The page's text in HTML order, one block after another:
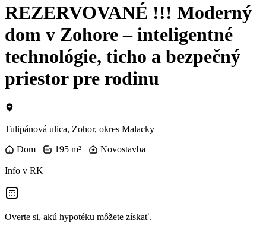
REZERVOVANÉ !!! Moderný
dom v Zohore – inteligentné
technológie, ticho a bezpečný
priestor pre rodinu
Tulipánová ulica, Zohor, okres Malacky
Dom
195 m² Novostavba
Info v RK
Overte si, akú hypotéku môžete získať.